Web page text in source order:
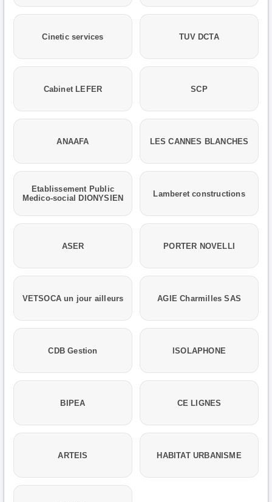
Cinetic services TUV DCTA
Cabinet LEFER SCP
ANAAFA LES CANNES BLANCHES
Etablissement Public
Medico-social DIONYSIEN
Lamberet constructions
ASER PORTER NOVELLI
VETSOCA un jour ailleurs AGIE Charmilles SAS
CDB Gestion ISOLAPHONE
BIPEA CE LIGNES
ARTEIS HABITAT URBANISME